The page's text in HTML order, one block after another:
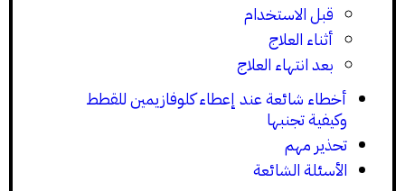
قبل الاستخدام
أثناء العلاج
بعد انتهاء العلاج
أخطاء شائعة عند إعطاء كلوفازيمين للقطط
وكيفية تجنبها
تحذير مهم
الأسئلة الشائعة